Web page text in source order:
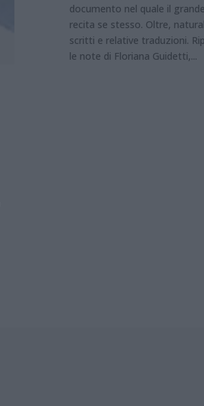
documento nel quale il
recita se stesso. Oltre,
scritti e relative traduzioni.
le note di Floriana Guidetti,...